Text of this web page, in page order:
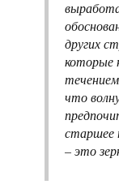
других
которые
что
старшее
– это